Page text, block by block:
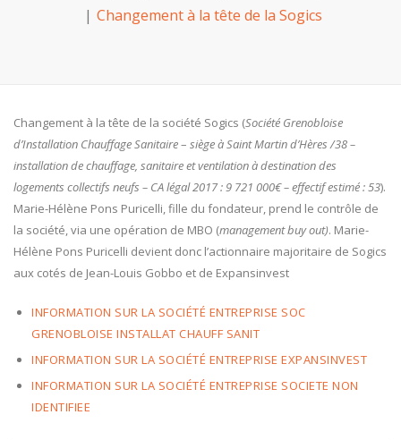
Changement à la tête de la Sogics
Changement à la tête de la société Sogics (Société Grenobloise
d’Installation Chauffage Sanitaire– siège à Saint Martin d’Hères /38 –
installation de chauffage, sanitaire et ventilation à destination des
logements collectifs neufs – CA légal 2017 : 9 721 000€ – effectif estimé : 53).
Marie-Hélène Pons Puricelli, fille du fondateur, prend le contrôle de
la société, via une opération de MBO (management buy out). Marie-
Hélène Pons Puricelli devient donc l’actionnaire majoritaire de Sogics
aux cotés de Jean-Louis Gobbo et de Expansinvest
INFORMATION SUR LA SOCIÉTÉ ENTREPRISE SOC
GRENOBLOISE INSTALLAT CHAUFF SANIT
INFORMATION SUR LA SOCIÉTÉ ENTREPRISE EXPANSINVEST
INFORMATION SUR LA SOCIÉTÉ ENTREPRISE SOCIETE NON
IDENTIFIEE